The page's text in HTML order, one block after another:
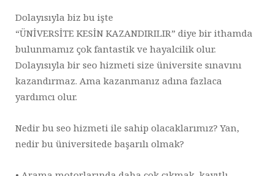
Dolayısıyla biz bu işte
“ÜNİVERSİTE KESİN KAZANDIRILIR” diye bir ithamda
bulunmamız çok fantastik ve hayalcilik olur.
Dolayısıyla bir seo hizmeti size üniversite sınavını
kazandırmaz. Ama kazanmanız adına fazlaca
yardımcı olur.
Nedir bu seo hizmeti ile sahip olacaklarımız? Yan,
nedir bu üniversitede başarılı olmak?